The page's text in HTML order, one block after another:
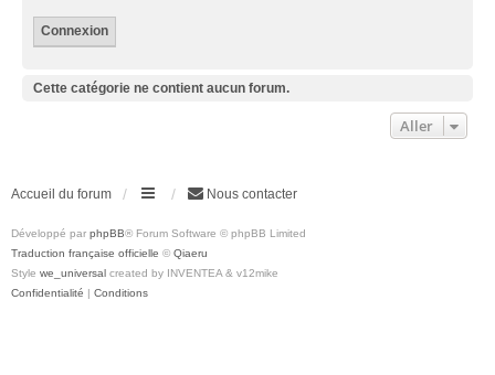
Cette catégorie ne contient aucun forum.
Aller
Accueil du forum Nous contacter
Développé par phpBB® Forum Software © phpBB Limited
Traduction française officielle © Qiaeru
Style we_universal created by INVENTEA & v12mike
Confidentialité | Conditions